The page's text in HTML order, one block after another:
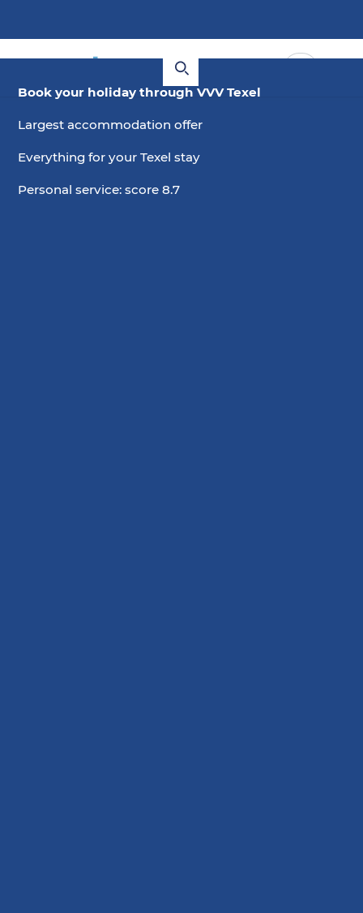
Book your holiday through VVV Texel
Largest accommodation offer
Everything for your Texel stay
Personal service: score 8.7